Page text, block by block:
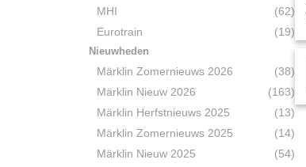
MHI
(62)
Eurotrain
(19)
Nieuwheden
Märklin Zomernieuws 2026
(38)
Märklin Nieuw 2026
(163)
Märklin Herfstnieuws 2025
(13)
Märklin Zomernieuws 2025
(14)
Märklin Nieuw 2025
(54)